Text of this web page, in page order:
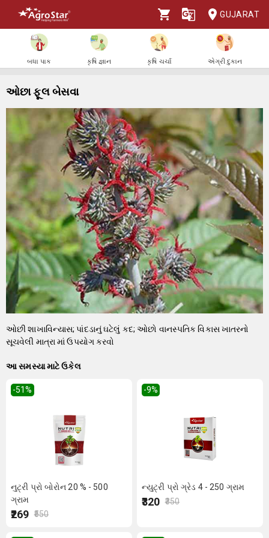
GUJARAT
બધા પાક કૃષિ જ્ઞાન કૃષિ ચર્ચા એગ્રી દુકાન
ઓછા ફૂલ બેસવા
ઓછી શાખાવિન્યાસ; પાંદડાનું ઘટેલું કદ; ઓછો વાનસ્પતિક વિકાસ ખાતરનો
સૂચવેલી માત્રા માં ઉપયોગ કરવો
આ સમસ્યા માટે ઉકેલ
-51%
નુટ્રી પ્રો બોરોન 20 % - 500
ગ્રામ
₹269 ₹550
-9%
ન્યુટ્રી પ્રો ગ્રેડ 4 - 250 ગ્રામ
₹320 ₹350